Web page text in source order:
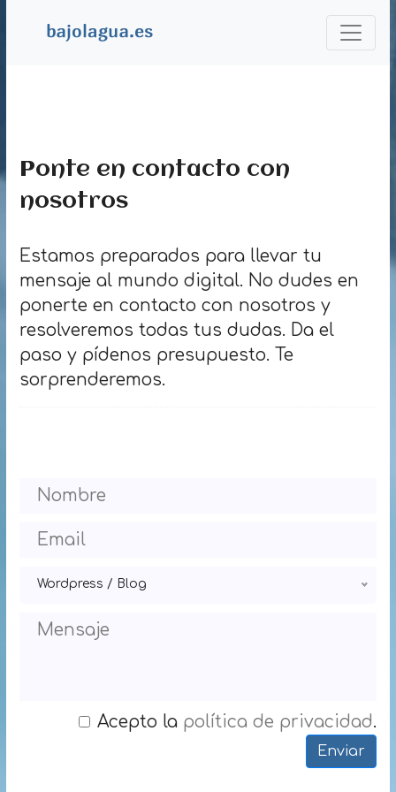
Ponte en contacto con
nosotros
Estamos preparados para llevar tu
mensaje al mundo digital. No dudes en
ponerte en contacto con nosotros y
resolveremos todas tus dudas. Da el
paso y pídenos presupuesto. Te
sorprenderemos.
Wordpress / Blog
Acepto la política de privacidad.
Enviar